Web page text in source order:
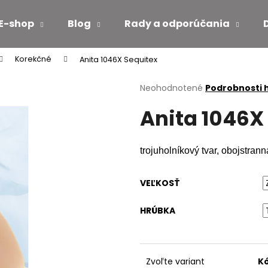
shop Blog Rady a odporúčania
Korekčné Anita 1046X Sequitex
Priemerné
produktu
je
z
5
Neohodnotené Podrobnosti
Anita
trojuholníkový tvar,
VEĽKOSŤ
HRÚBKA
Zvoľte variant
Čo potrebujete nájsť?
HĽADAŤ